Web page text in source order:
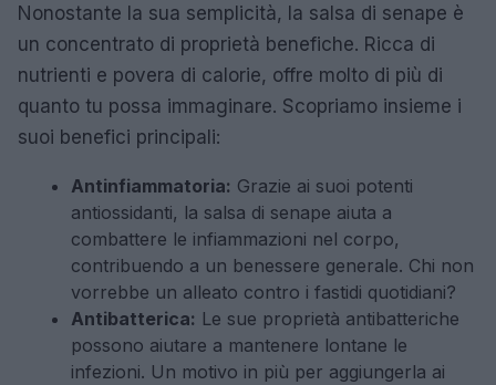
Nonostante la sua semplicità, la salsa di senape è
un concentrato di proprietà benefiche. Ricca di
nutrienti e povera di calorie, offre molto di più di
quanto tu possa immaginare. Scopriamo insieme i
suoi benefici principali:
Antinfiammatoria: Grazie ai suoi potenti
antiossidanti, la salsa di senape aiuta a
combattere le infiammazioni nel corpo,
contribuendo a un benessere generale. Chi non
vorrebbe un alleato contro i fastidi quotidiani?
Antibatterica: Le sue proprietà antibatteriche
possono aiutare a mantenere lontane le
infezioni. Un motivo in più per aggiungerla ai